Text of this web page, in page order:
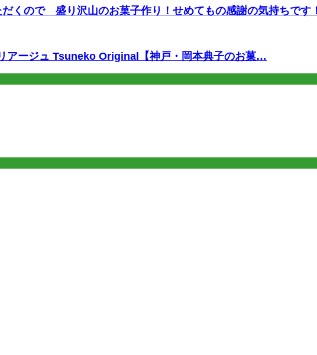
くので 盛り沢山のお菓子作り！せめてもの感謝の気持ちです
アージュ Tsuneko Original【神戸・岡本典子のお菓…